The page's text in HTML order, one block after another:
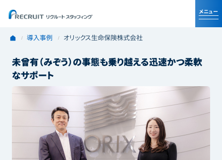
導入事例 オリックス生命保険株式会社
未曾有（みぞう）の事態も乗り越える迅速かつ柔軟
なサポート